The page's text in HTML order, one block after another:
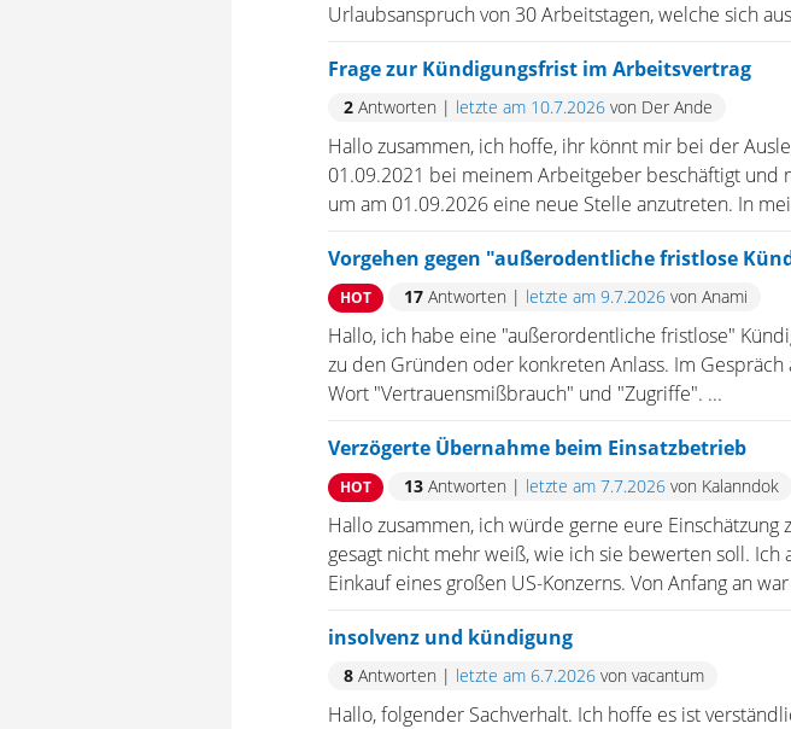
Urlaubsanspruch von 30 Arbeitstagen, welche sich
Frage zur Kündigungsfrist im Arbeitsvertrag
2 Antworten | letzte am 10.7.2026 von Der Ande
Hallo zusammen, ich hoffe, ihr könnt mir bei der
01.09.2021 bei meinem Arbeitgeber beschäftigt
um am 01.09.2026 eine neue Stelle anzutreten. In
Vorgehen gegen "außerodentliche fristlose
HOT 17 Antworten | letzte am 9.7.2026 von Anami
Hallo, ich habe eine "außerordentliche fristlose"
zu den Gründen oder konkreten Anlass. Im
Wort "Vertrauensmißbrauch" und "Zugriffe". ...
Verzögerte Übernahme beim Einsatzbetrieb
HOT 13 Antworten | letzte am 7.7.2026 von Kalanndok
Hallo zusammen, ich würde gerne eure
gesagt nicht mehr weiß, wie ich sie bewerten soll.
Einkauf eines großen US-Konzerns. Von Anfang an
insolvenz und kündigung
8 Antworten | letzte am 6.7.2026 von vacantum
Hallo, folgender Sachverhalt. Ich hoffe es ist